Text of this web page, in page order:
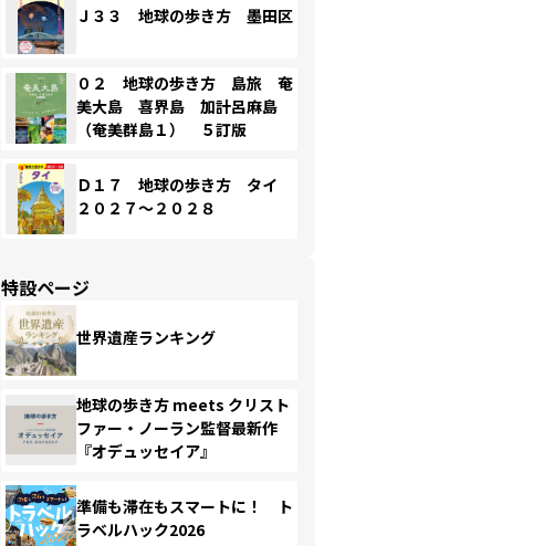
Ｊ３３ 地球の歩き方 墨田区
０２ 地球の歩き方 島旅 奄
美大島 喜界島 加計呂麻島
（奄美群島１） ５訂版
Ｄ１７ 地球の歩き方 タイ
２０２７～２０２８
特設ページ
世界遺産ランキング
地球の歩き方 meets クリスト
ファー・ノーラン監督最新作
『オデュッセイア』
準備も滞在もスマートに！ ト
ラベルハック2026